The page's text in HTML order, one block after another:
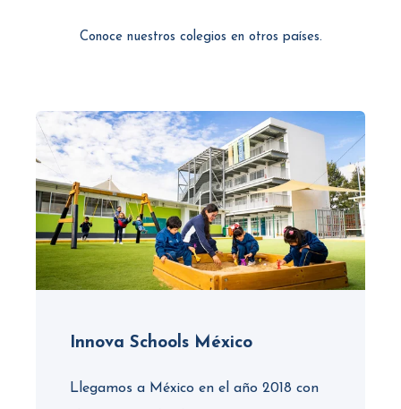
Conoce nuestros colegios en otros países.
Innova Schools México
Llegamos a México en el año 2018 con